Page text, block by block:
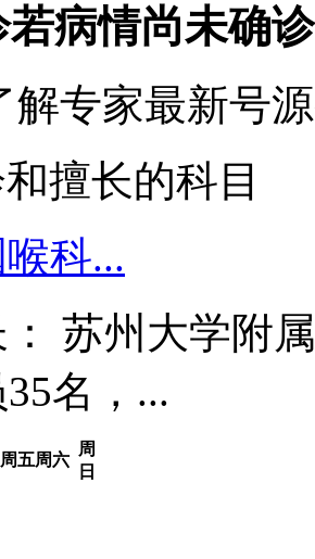
若病情尚未确
解专家最新号
擅长的科目
科...
苏州大学附
35名，...
周五周六
周
日